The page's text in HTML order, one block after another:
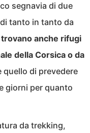
segnavia di due
tanto in tanto da
anche rifugi
della Corsica o da
di prevedere
giorni per quanto
da trekking,